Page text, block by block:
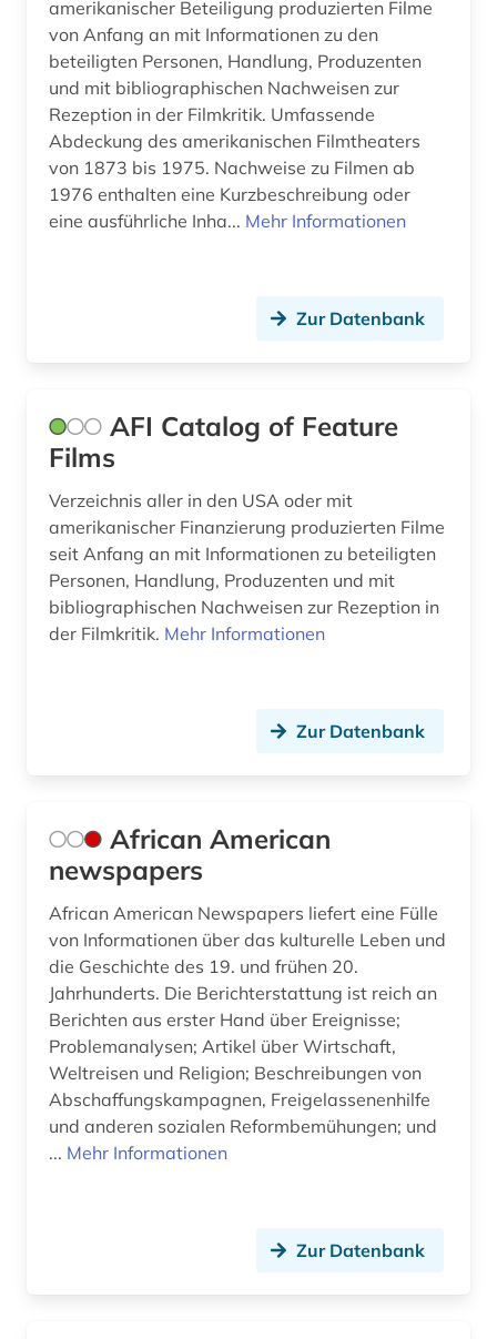
falschmeldung (1)
fashion (1)
feminismus (1)
fernsehanstalt (1)
fernsehen (29)
fernsehwerbung (1)
fest (1)
feuilleton (1)
fid (1)
fid adlr.link für die medien-, kommunikations-
und filmwissenschaft (1)
fid lateinamerika (2)
fid ost-, ostmittel- und südosteuropa (5)
fid romanistik (1)
fid slawistik (1)
film (120)
filmanalyse (1)
amerikanischer Beteiligung produzierten Filme
von Anfang an mit Informationen zu den
beteiligten Personen, Handlung, Produzenten
und mit bibliographischen Nachweisen zur
Rezeption in der Filmkritik. Umfassende
Abdeckung des amerikanischen Filmtheaters
von 1873 bis 1975. Nachweise zu Filmen ab
1976 enthalten eine Kurzbeschreibung oder
eine ausführliche Inha... Mehr Informationen
Zur Datenbank
AFI Catalog of Feature
Films
Verzeichnis aller in den USA oder mit
amerikanischer Finanzierung produzierten Filme
seit Anfang an mit Informationen zu beteiligten
Personen, Handlung, Produzenten und mit
bibliographischen Nachweisen zur Rezeption in
der Filmkritik. Mehr Informationen
Zur Datenbank
African American
newspapers
African American Newspapers liefert eine Fülle
von Informationen über das kulturelle Leben und
die Geschichte des 19. und frühen 20.
Jahrhunderts. Die Berichterstattung ist reich an
Berichten aus erster Hand über Ereignisse;
Problemanalysen; Artikel über Wirtschaft,
Weltreisen und Religion; Beschreibungen von
Abschaffungskampagnen, Freigelassenenhilfe
und anderen sozialen Reformbemühungen; und
... Mehr Informationen
Zur Datenbank